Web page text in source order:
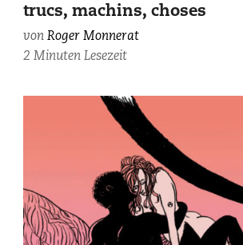
trucs, machins, choses
vonRoger Monnerat
2 Minuten Lesezeit